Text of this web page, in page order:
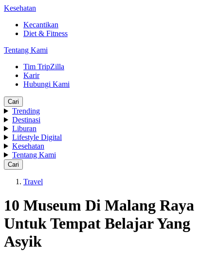
Kesehatan
Kecantikan
Diet & Fitness
Tentang Kami
Tim TripZilla
Karir
Hubungi Kami
Cari
Trending
Destinasi
Liburan
Lifestyle Digital
Kesehatan
Tentang Kami
Cari
Travel
10 Museum Di Malang Raya
Untuk Tempat Belajar Yang
Asyik